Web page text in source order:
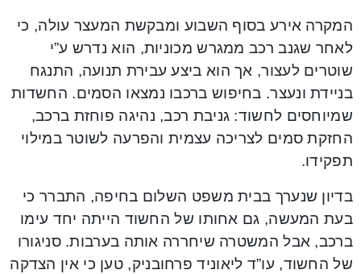
המקרה אירע בסוף השבוע ומבקשת המעצר עולה, כי
לאחר שגנב רכב ממגרש מכוניות, הוא נדרש ע”י
שוטרים לעצור, אך הוא ביצע עבירת תנועה, התנגח
בניידת ונעצר. בחיפוש ברכבו נמצאו הסמים. החשדות
שמיוחסים לחשוד: גניבת רכב, נהיגה פוחזת ברכב,
החזקת סמים לצריכה עצמית והפרעה לשוטר במילוי
תפקידו.
בדיון שנערך בבית משפט השלום בחיפה, התברר כי
בעת המעשה, גם אחותו של החשוד הייתה יחד עימו
ברכב, אבל המשטרה שיחררה אותה בערבות. סניגורו
של החשוד, עו”ד ליאוניד פרחובניק, טען כי אין הצדקה